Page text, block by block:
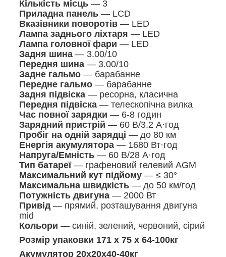
Кількість місць — 3
Приладна панель — LCD
Вказівники поворотів — LED
Лампа заднього ліхтаря — LED
Лампа головної фари — LED
Задня шина — 3.00/10
Передня шина — 3.00/10
Задне гальмо — барабанне
Передне гальмо — барабанне
Задня підвіска — ресорна, класична
Передня підвіска — телескопічна вилка
Час повної зарядки — 6-8 годин
Зарядний пристрій — 60 В/3.2 А·год
Пробіг на одній зарядці — до 80 км
Енергія акумулятора — 1680 Вт·год
Напруга/Емність — 60 В/28 А·год
Тип батареї— графеновий гелевий AGM
Максимальний кут підйому — ≤ 30°
Максимальна швидкість — до 50 км/год
Потужність двигуна — 2000 Вт
Привід — прямий, розташування двигуна
mid
Кольори — синій, зелений, червоний, сірий
Розмір упаковки 171 х 75 х 64-100кг
Акумулятор 20х20х40-40кг